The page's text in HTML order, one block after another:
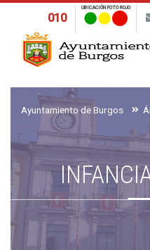
010
UBICACIÓN FOTO ROJO
Ayuntamiento de Burgos